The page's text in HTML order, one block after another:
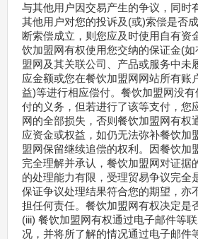
与其他用户因交易产生的争议，同时
其他用户对您的投诉及(或)索偿是否
断索偿成立，则您应及时使用自有资
饮加盟网有权使用您交纳的保证金(
盟网及其关联公司、产品或服务中未
应金额或您在餐饮加盟网网站所有账
益)等进行相应偿付。餐饮加盟网没
付的义务，但若进行了该等支付，您
网的全部损失，否则餐饮加盟网有权
应资金或权益，如仍无法弥补餐饮加
盟网保留继续追偿的权利。因餐饮加
完全理解并承认，餐饮加盟网对证据
的处理能力有限，受理贸易争议完全
保证争议处理结果符合您的期望，亦
担任何责任。餐饮加盟网有权决定是
(iii) 餐饮加盟网有权通过电子邮件等
况，并将所了解的情况通过电子邮件